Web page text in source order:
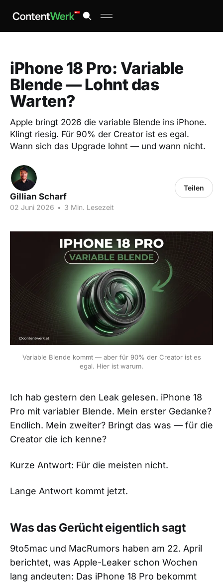
iPhone 18 Pro: Variable
Blende — Lohnt das
Warten?
Apple bringt 2026 die variable Blende ins iPhone.
Klingt riesig. Für 90% der Creator ist es egal.
Wann sich das Upgrade lohnt — und wann nicht.
Gillian Scharf
02 Juni 2026 • 3 Min. Lesezeit
Teilen
Variable Blende kommt — aber für 90% der Creator ist es
egal. Hier ist warum.
Ich hab gestern den Leak gelesen. iPhone 18
Pro mit variabler Blende. Mein erster Gedanke?
Endlich. Mein zweiter? Bringt das was — für die
Creator die ich kenne?
Kurze Antwort: Für die meisten nicht.
Lange Antwort kommt jetzt.
Was das Gerücht eigentlich sagt
9to5mac und MacRumors haben am 22. April
berichtet, was Apple-Leaker schon Wochen
lang andeuten: Das iPhone 18 Pro bekommt